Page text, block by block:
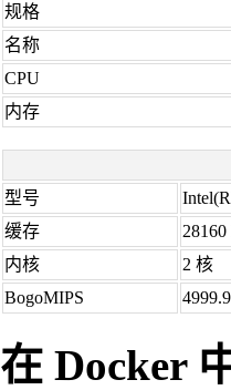
规格
名称
CPU
内存
型号
缓存
内核
2 核
BogoMIPS
在 Docker